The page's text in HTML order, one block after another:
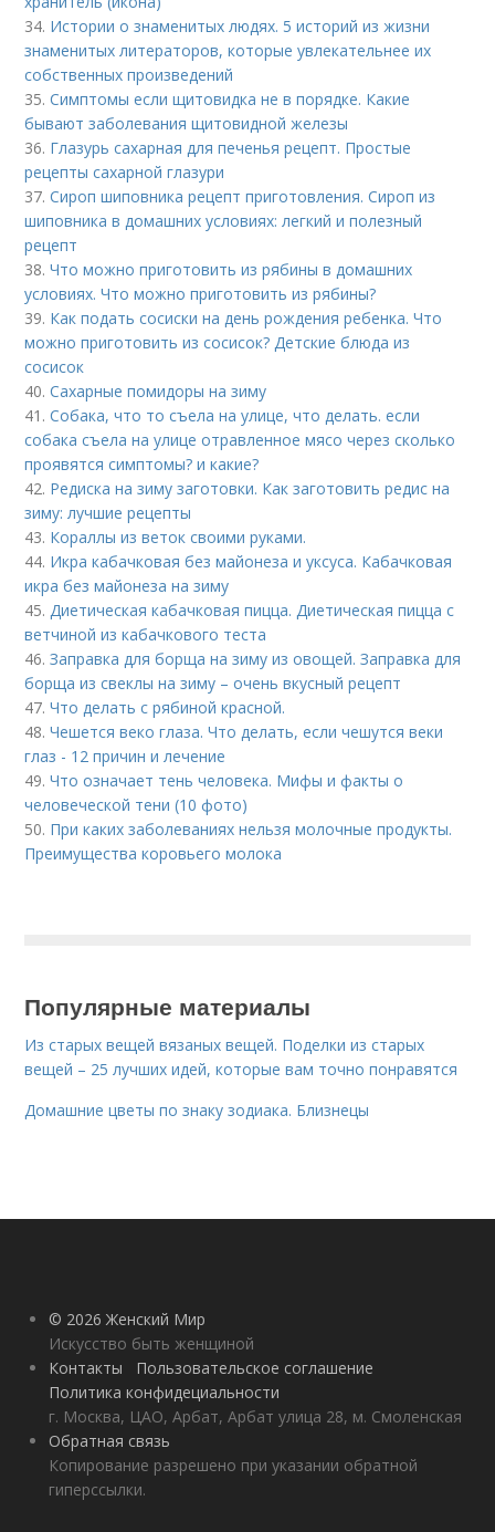
34. Истории о знаменитых людях. 5 историй из жизни
знаменитых литераторов, которые увлекательнее их
собственных произведений
35.Симптомы если щитовидка не в порядке. Какие
бывают заболевания щитовидной железы
36. Глазурь сахарная для печенья рецепт. Простые
рецепты сахарной глазури
37.Сироп шиповника рецепт приготовления. Сироп из
шиповника в домашних условиях: легкий и полезный
рецепт
38.Что можно приготовить из рябины в домашних
условиях. Что можно приготовить из рябины?
39. Как подать сосиски на день рождения ребенка. Что
можно приготовить из сосисок? Детские блюда из
сосисок
40.Сахарные помидоры на зиму
41.Собака, что то съела на улице, что делать. если
собака съела на улице отравленное мясо через сколько
проявятся симптомы? и какие?
42. Редиска на зиму заготовки. Как заготовить редис на
зиму: лучшие рецепты
43. Кораллы из веток своими руками.
44. Икра кабачковая без майонеза и уксуса. Кабачковая
икра без майонеза на зиму
45.Диетическая кабачковая пицца. Диетическая пицца с
ветчиной из кабачкового теста
46.Заправка для борща на зиму из овощей. Заправка для
борща из свеклы на зиму – очень вкусный рецепт
47.Что делать с рябиной красной.
48.Чешется веко глаза. Что делать, если чешутся веки
глаз - 12 причин и лечение
49.Что означает тень человека. Мифы и факты о
человеческой тени (10 фото)
50. При каких заболеваниях нельзя молочные продукты.
Преимущества коровьего молока
Популярные материалы
Из старых вещей вязаных вещей. Поделки из старых
вещей – 25 лучших идей, которые вам точно понравятся
Домашние цветы по знаку зодиака. Близнецы
© 2026 Женский Мир
Искусство быть женщиной
Контакты
Пользовательское соглашение
Политика конфидециальности
г. Москва, ЦАО, Арбат, Арбат улица 28, м. Смоленская
Обратная связь
Копирование разрешено при указании обратной
гиперссылки.